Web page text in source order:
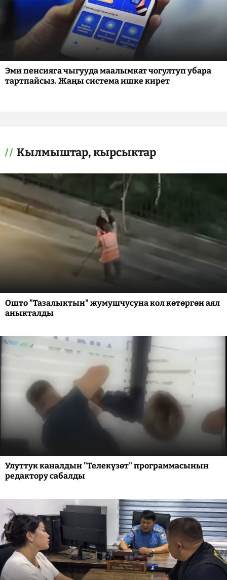
Эми пенсияга чыгууда маалымкат чогултуп убара
тартпайсыз. Жаңы система ишке кирет
Кылмыштар, кырсыктар
Ошто "Тазалыктын" жумушчусуна кол көтөргөн аял
аныкталды
Улуттук каналдын "Телекүзөт" программасынын
редактору сабалды